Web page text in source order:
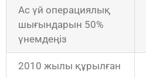
Ас үй операциялық
шығындарын 50%
үнемдеңіз
2010 жылы құрылған